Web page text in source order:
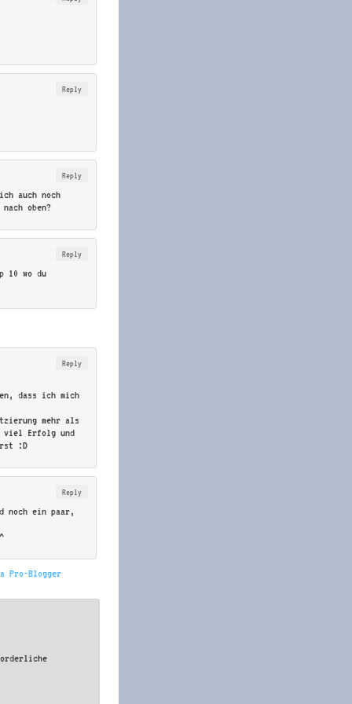
Reply
Reply
auch noch
oben?
Reply
10 wo du
Reply
dass ich mich
mehr als
viel Erfolg und
:D
Reply
noch ein paar,
Pro-Blogger